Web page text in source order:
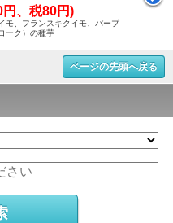
、税80円)
モ、フランスキクイモ、パープ
ーク）の種芋
ページの先頭へ戻る